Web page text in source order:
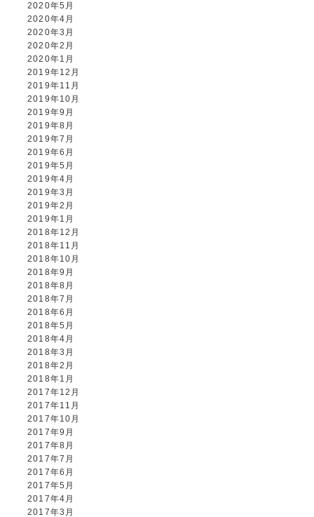
2020年5月
2020年4月
2020年3月
2020年2月
2020年1月
2019年12月
2019年11月
2019年10月
2019年9月
2019年8月
2019年7月
2019年6月
2019年5月
2019年4月
2019年3月
2019年2月
2019年1月
2018年12月
2018年11月
2018年10月
2018年9月
2018年8月
2018年7月
2018年6月
2018年5月
2018年4月
2018年3月
2018年2月
2018年1月
2017年12月
2017年11月
2017年10月
2017年9月
2017年8月
2017年7月
2017年6月
2017年5月
2017年4月
2017年3月